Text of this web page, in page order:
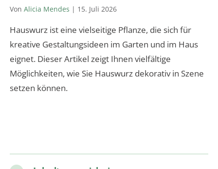
Von Alicia Mendes | 15. Juli 2026
Hauswurz ist eine vielseitige Pflanze, die sich für
kreative Gestaltungsideen im Garten und im Haus
eignet. Dieser Artikel zeigt Ihnen vielfältige
Möglichkeiten, wie Sie Hauswurz dekorativ in Szene
setzen können.